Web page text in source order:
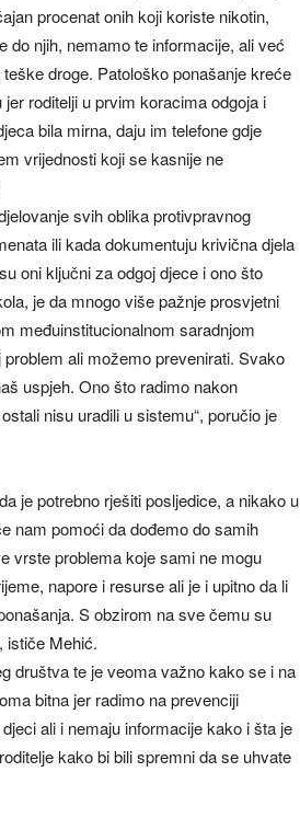
procenat onih koji koriste nikotin,
do njih, nemamo te informacije, ali već
droge. Patološko ponašanje kreće
roditelji u prvim koracima odgoja i
bila mirna, daju im telefone gdje
vrijednosti koji se kasnije ne
svih oblika protivpravnog
ili kada dokumentuju krivična djela
oni ključni za odgoj djece i ono što
je da mnogo više pažnje prosvjetni
međuinstitucionalnom saradnjom
ali možemo prevenirati. Svako
uspjeh. Ono što radimo nakon
nisu uradili u sistemu“, poručio je
je potrebno rješiti posljedice, a nikako u
nam pomoći da dođemo do samih
vrste problema koje sami ne mogu
napore i resurse ali je i upitno da li
S obzirom na sve čemu su
ističe Mehić.
društva te je veoma važno kako se i na
bitna jer radimo na prevenciji
ali i nemaju informacije kako i šta je
kako bi bili spremni da se uhvate